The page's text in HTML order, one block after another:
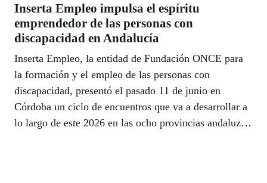
Inserta Empleo impulsa el espíritu
emprendedor de las personas con
discapacidad en Andalucía
Inserta Empleo, la entidad de Fundación ONCE para
la formación y el empleo de las personas con
discapacidad, presentó el pasado 11 de junio en
Córdoba un ciclo de encuentros que va a desarrollar a
lo largo de este 2026 en las ocho provincias andaluzas